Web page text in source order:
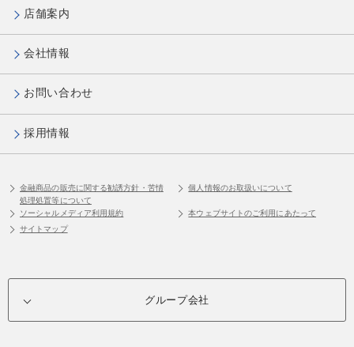
店舗案内
会社情報
お問い合わせ
採用情報
金融商品の販売に関する勧誘方針・苦情
処理処置等について
個人情報のお取扱いについて
ソーシャルメディア利用規約
本ウェブサイトのご利用にあたって
サイトマップ
グループ会社